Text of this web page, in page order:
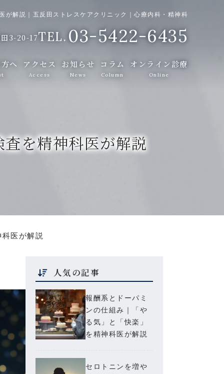
が解説｜五反田ストレスケアクリニック｜心療内科・精神科
3-20-17 03-5422-6435
へ アクセス
Access
お知らせ
News
コラム
Column
オンライン診療
Online
を精神科医が解説
医が解説
人気の記事
報酬系とドーパミ
ンの仕組み｜「や
る気」と「快楽」
を精神科医が解説
セロトニンを増や